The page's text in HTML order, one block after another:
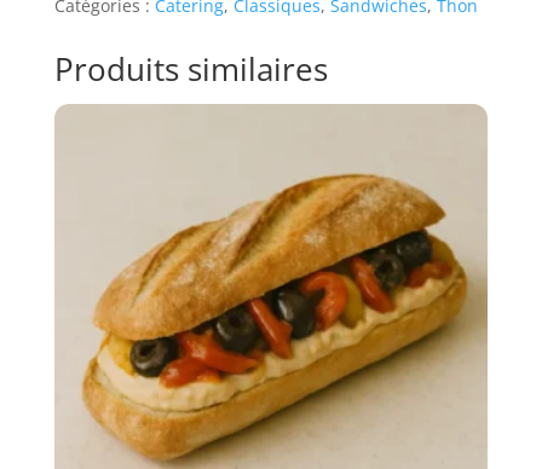
Maison
Catégories : Catering, Classiques, Sandwiches, Thon
Produits similaires